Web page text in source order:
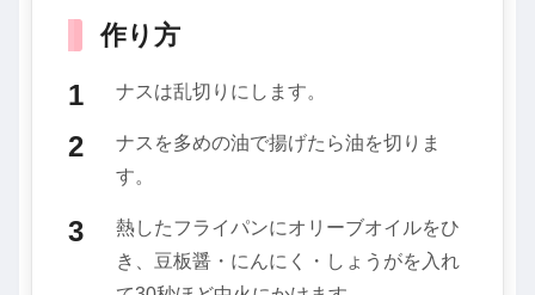
作り方
ナスは乱切りにします。
ナスを多めの油で揚げたら油を切りま
す。
熱したフライパンにオリーブオイルをひ
き、豆板醤・にんにく・しょうがを入れ